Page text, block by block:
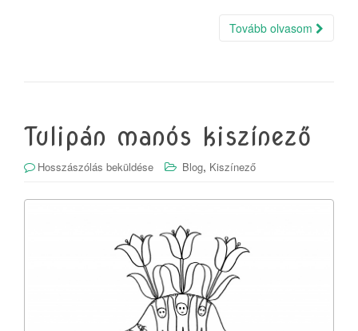
Tovább olvasom
Tulipán manós kiszínező
Hosszászólás beküldése Blog, Kiszínező